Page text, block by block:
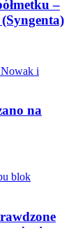
–
na